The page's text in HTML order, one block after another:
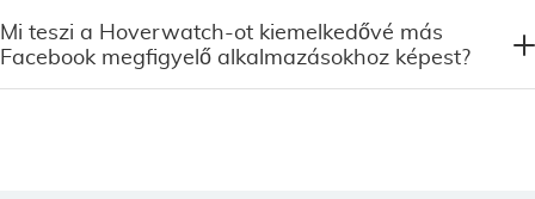
Mi teszi a Hoverwatch-ot kiemelkedővé más
Facebook megfigyelő alkalmazásokhoz képest?